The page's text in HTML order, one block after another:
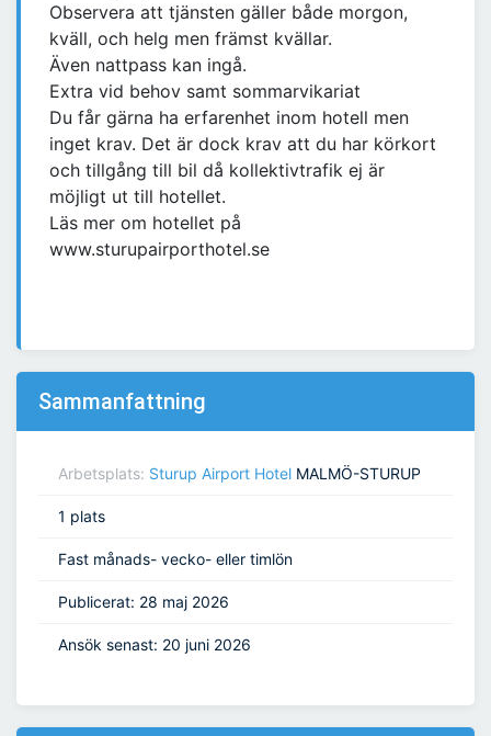
Observera att tjänsten gäller både morgon,
kväll, och helg men främst kvällar.
Även nattpass kan ingå.
Extra vid behov samt sommarvikariat
Du får gärna ha erfarenhet inom hotell men
inget krav. Det är dock krav att du har körkort
och tillgång till bil då kollektivtrafik ej är
möjligt ut till hotellet.
Läs mer om hotellet på
www.sturupairporthotel.se
Sammanfattning
Arbetsplats: Sturup Airport Hotel MALMÖ-STURUP
1 plats
Fast månads- vecko- eller timlön
Publicerat: 28 maj 2026
Ansök senast: 20 juni 2026